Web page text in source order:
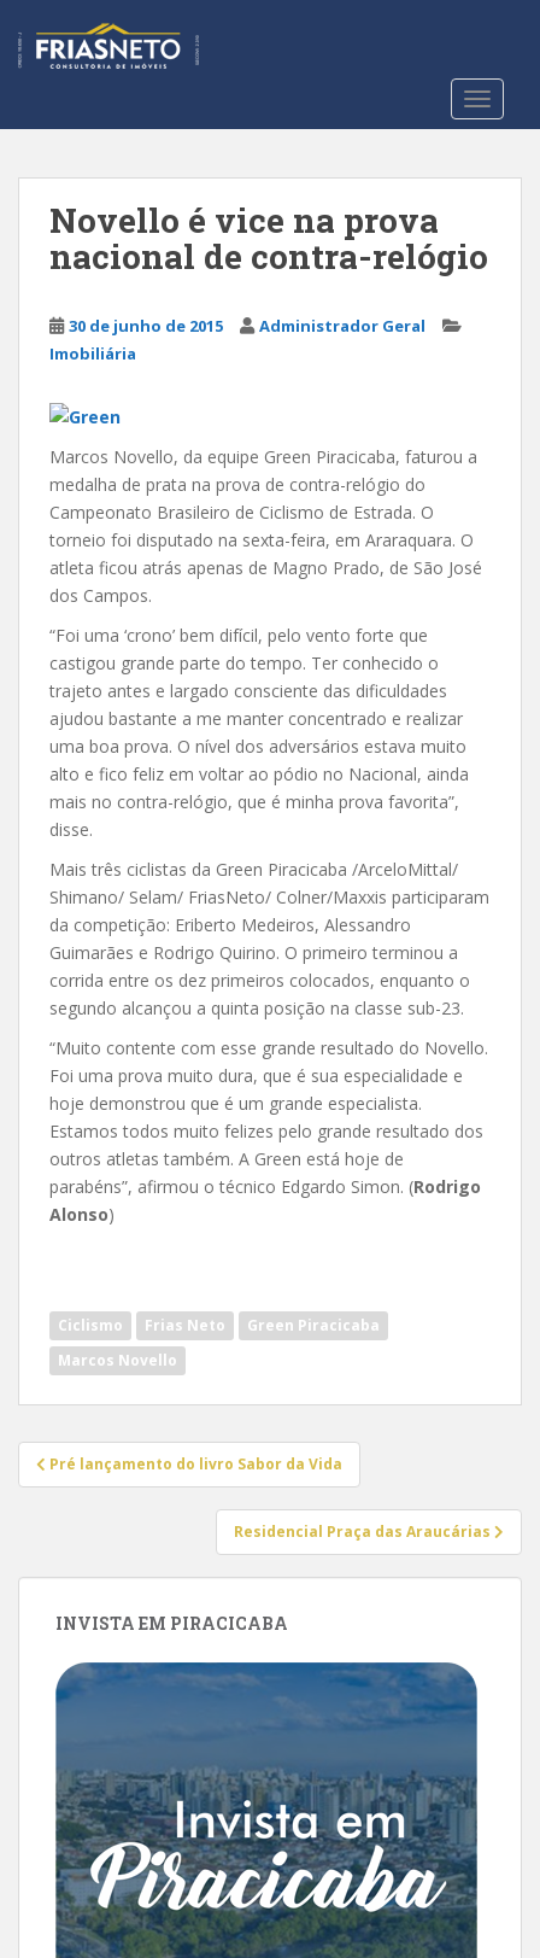
t
Novello é vice na prova
nacional de contra-relógio
30 de junho de 2015
Administrador Geral
Imobiliária
Marcos Novello, da equipe Green Piracicaba, faturou a
medalha de prata na prova de contra-relógio do
Campeonato Brasileiro de Ciclismo de Estrada. O
torneio foi disputado na sexta-feira, em Araraquara. O
atleta ficou atrás apenas de Magno Prado, de São José
dos Campos.
“Foi uma ‘crono’ bem difícil, pelo vento forte que
castigou grande parte do tempo. Ter conhecido o
trajeto antes e largado consciente das dificuldades
ajudou bastante a me manter concentrado e realizar
uma boa prova. O nível dos adversários estava muito
alto e fico feliz em voltar ao pódio no Nacional, ainda
mais no contra-relógio, que é minha prova favorita”,
disse.
Mais três ciclistas da Green Piracicaba /ArceloMittal/
Shimano/ Selam/ FriasNeto/ Colner/Maxxis participaram
da competição: Eriberto Medeiros, Alessandro
Guimarães e Rodrigo Quirino. O primeiro terminou a
corrida entre os dez primeiros colocados, enquanto o
segundo alcançou a quinta posição na classe sub-23.
“Muito contente com esse grande resultado do Novello.
Foi uma prova muito dura, que é sua especialidade e
hoje demonstrou que é um grande especialista.
Estamos todos muito felizes pelo grande resultado dos
outros atletas também. A Green está hoje de
parabéns”, afirmou o técnico Edgardo Simon. (Rodrigo
Alonso)
Ciclismo Frias Neto
Green Piracicaba
Marcos Novello
Navegação
de
Pré lançamento do livro Sabor da Vida
Residencial Praça das Araucárias
INVISTA EM PIRACICABA